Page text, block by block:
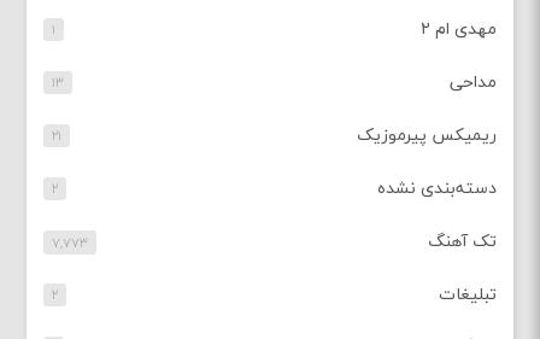
مهدی ام ۲ ۱
مداحی ۱۳
ریمیکس پیرموزیک ۲۱
دسته‌بندی نشده ۲
تک آهنگ ۷,۷۷۳
تبلیغات ۲